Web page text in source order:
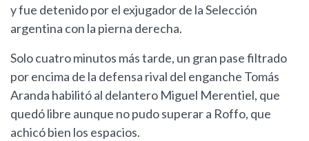
y fue detenido por el exjugador de la Selección
argentina con la pierna derecha.
Solo cuatro minutos más tarde, un gran pase filtrado
por encima de la defensa rival del enganche Tomás
Aranda habilitó al delantero Miguel Merentiel, que
quedó libre aunque no pudo superar a Roffo, que
achicó bien los espacios.